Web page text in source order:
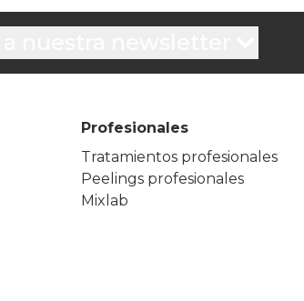
Profesionales
Tratamientos profesionales
Peelings profesionales
Mixlab